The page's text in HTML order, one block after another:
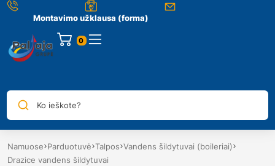
Montavimo užklausa (forma)
0
Ko ieškote?
Namuose Parduotuvė Talpos Vandens šildytuvai (boileriai)
Drazice vandens šildytuvai